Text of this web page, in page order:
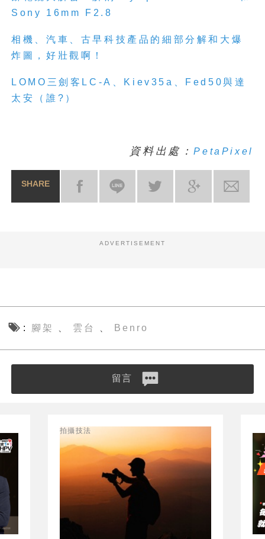
Sony 16mm F2.8
相機、汽車、古早科技產品的細部分 解和大爆
炸圖，好壯觀啊！
LOMO三劍客LC-A、Kiev35a、Fed50與達
太安（誰?）
資料出處：PetaPixel
SHARE
ADVERTISEMENT
腳架 雲台 Benro
留言
拍攝技法